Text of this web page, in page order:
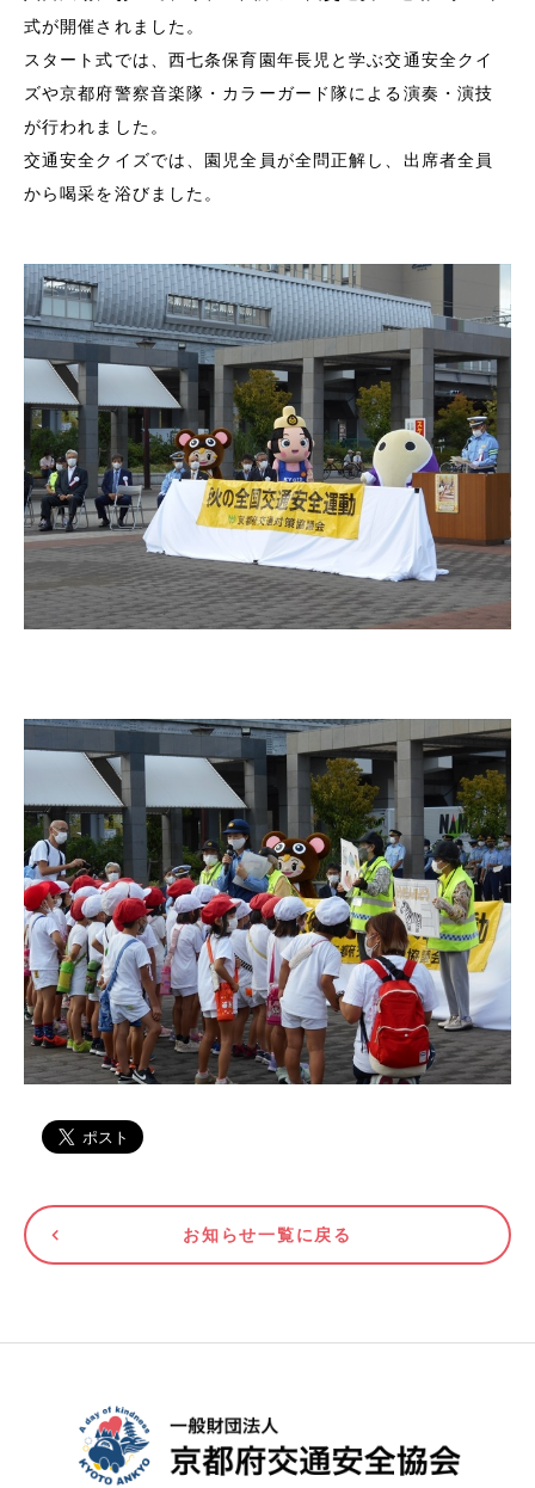
式が開催されました。
スタート式では、西七条保育園年長児と学ぶ交通安全クイ
ズや京都府警察音楽隊・カラーガード隊による演奏・演技
が行われました。
交通安全クイズでは、園児全員が全問正解し、出席者全員
から喝采を浴びました。
お知らせ一覧に戻る